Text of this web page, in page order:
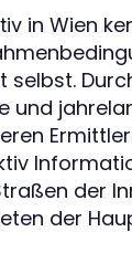
in Wien
selbst.
und
der
der